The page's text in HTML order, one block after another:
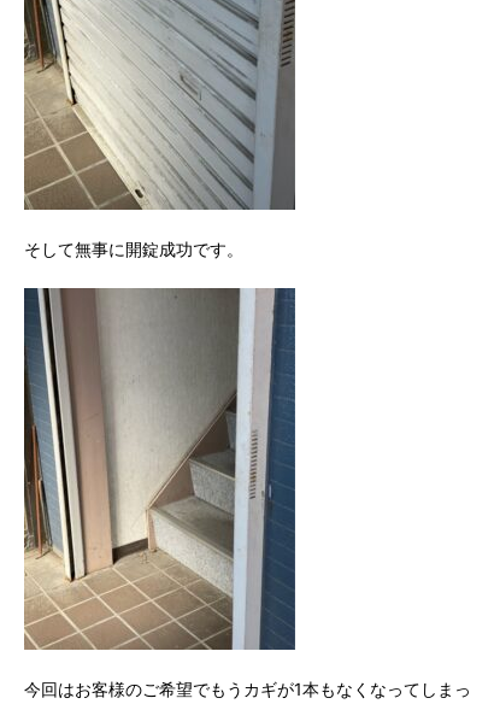
そして無事に開錠成功です。
今回はお客様のご希望でもうカギが1本もなくなってしまっ